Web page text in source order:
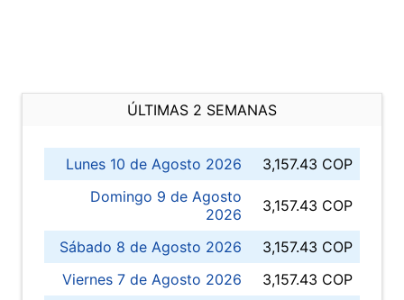
ÚLTIMAS 2 SEMANAS
Lunes 10 de Agosto 2026
3,157.43 COP
Domingo 9 de Agosto
2026
3,157.43 COP
Sábado 8 de Agosto 2026
3,157.43 COP
Viernes 7 de Agosto 2026
3,157.43 COP